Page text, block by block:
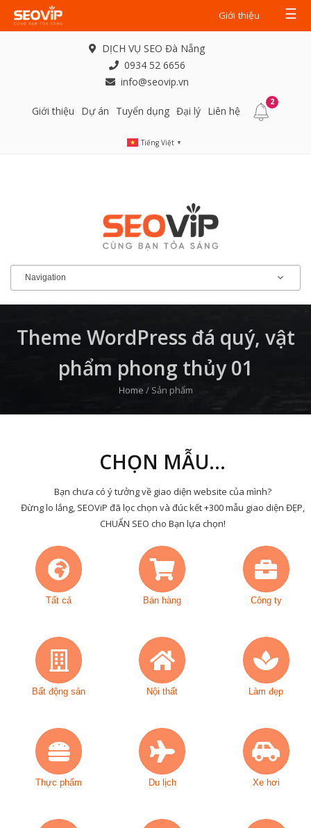
Giới thiệu ☰
DỊCH VỤ SEO Đà Nẵng
0934 52 6656
info@seovip.vn
Giới thiệu Dự án Tuyển dụng Đại lý Liên hệ
2
Tiếng Việt ▼
Theme WordPress đá quý, vật
phẩm phong thủy 01
Home / Sản phẩm
CHỌN MẪU...
Bạn chưa có ý tưởng về giao diện website của mình?
Đừng lo lắng, SEOViP đã lọc chọn và đúc kết +300 mẫu giao diện ĐẸP,
CHUẨN SEO cho Bạn lựa chọn!
Tất cả Bán hàng Công ty
Bất động sản Nội thất Làm đẹp
Thực phẩm Du lịch Xe hơi